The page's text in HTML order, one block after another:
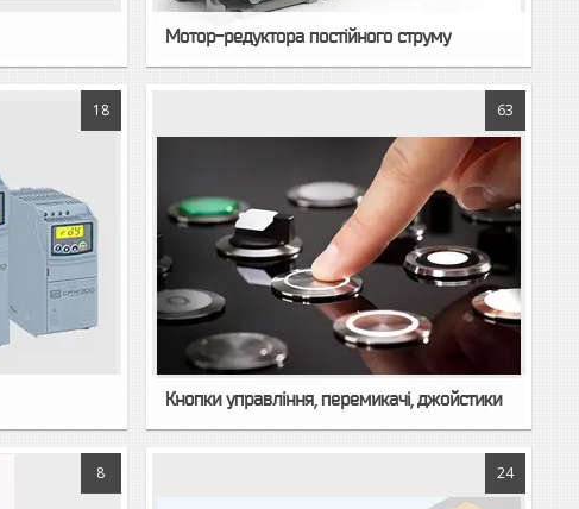
Мотор-редуктора постійного струму
18 63
Кнопки управління, перемикачі, джойстики
8 24